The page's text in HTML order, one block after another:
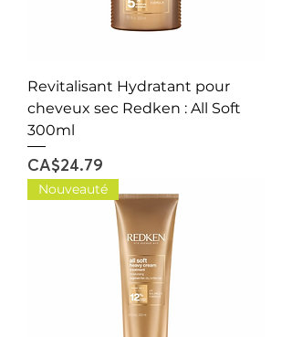
Revitalisant Hydratant pour
cheveux sec Redken : All Soft
300ml
Price
CA$24.79
Nouveauté